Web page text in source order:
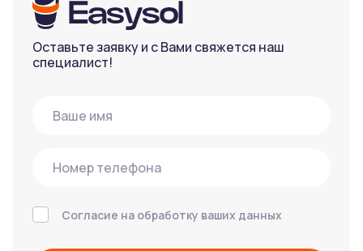
Оставьте заявку и с Вами свяжется наш
специалист!
Согласие на обработку ваших данных